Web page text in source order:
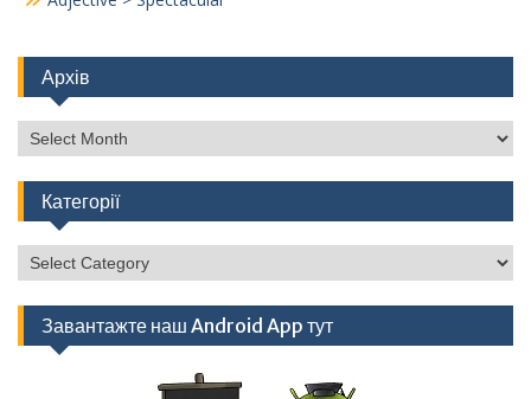
Архів
Архів
Категорії
Категорії
Завантажте наш Android App тут